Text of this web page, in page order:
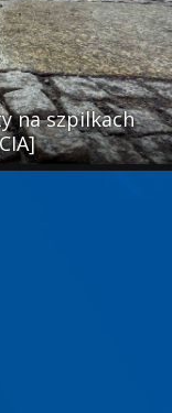
na szpilkach